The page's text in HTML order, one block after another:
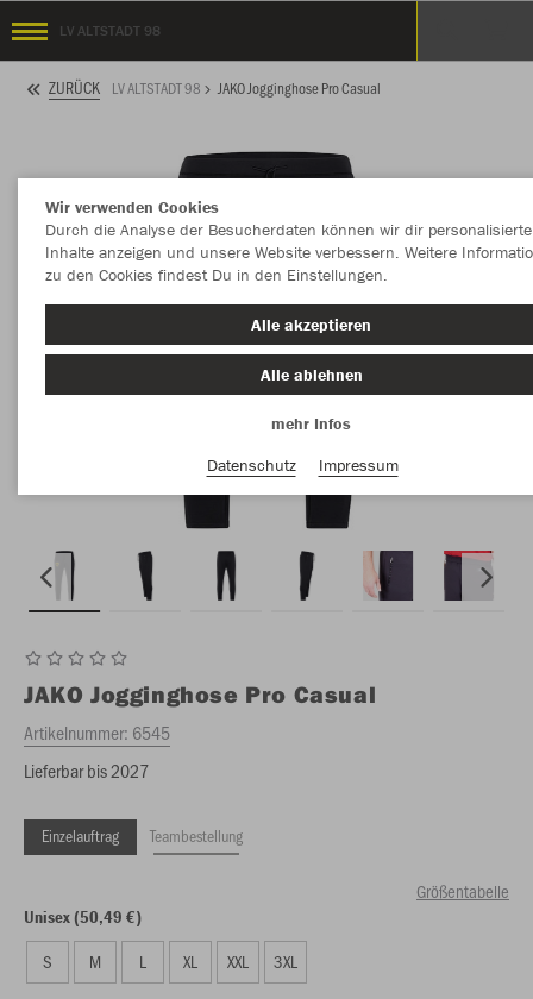
LV ALTSTADT 98
ZURÜCK LV ALTSTADT 98 JAKO Jogginghose Pro Casual
JAKO Jogginghose Pro Casual
Artikelnummer: 6545
Lieferbar bis 2027
Einzelauftrag Teambestellung
Größentabelle
Unisex (50,49 €)
S M L XL XXL 3XL
Wir verwenden Cookies
Durch die Analyse der Besucherdaten können wir dir personalisierte
Inhalte anzeigen und unsere Website verbessern. Weitere
zu den Cookies findest Du in den Einstellungen.
Alle akzeptieren
Alle ablehnen
mehr Infos
Datenschutz
Impressum